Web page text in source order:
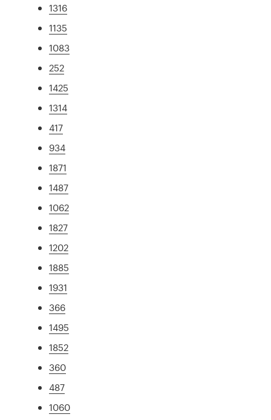
1316
1135
1083
252
1425
1314
417
934
1871
1487
1062
1827
1202
1885
1931
366
1495
1852
360
487
1060